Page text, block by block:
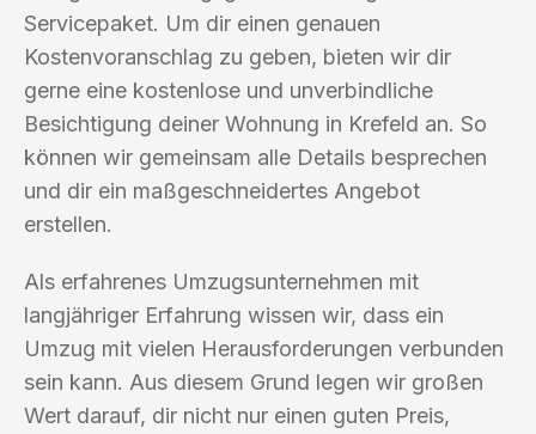
Servicepaket. Um dir einen genauen
Kostenvoranschlag zu geben, bieten wir dir
gerne eine kostenlose und unverbindliche
Besichtigung deiner Wohnung in Krefeld an. So
können wir gemeinsam alle Details besprechen
und dir ein maßgeschneidertes Angebot
erstellen.
Als erfahrenes Umzugsunternehmen mit
langjähriger Erfahrung wissen wir, dass ein
Umzug mit vielen Herausforderungen verbunden
sein kann. Aus diesem Grund legen wir großen
Wert darauf, dir nicht nur einen guten Preis,